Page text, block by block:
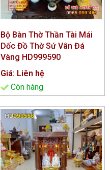
Bộ Bàn Thờ Thần Tài Mái
Dốc Đồ Thờ Sứ Vân Đá
Vàng HD999590
Giá: Liên hệ
Còn hàng